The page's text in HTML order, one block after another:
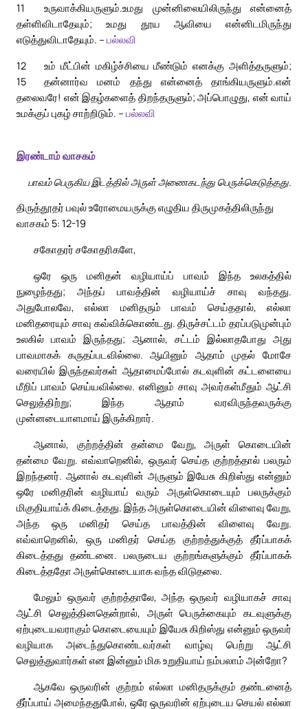
உருவாக்கியருளும்.
11
உமது முன்னிலையிலிருந்து என்னைத்
தள்ளிவிடாதேயும்; உமது தூய ஆவியை என்னிடமிருந்து
எடுத்துவிடாதேயும். – பல்லவி
12
உம் மீட்பின் மகிழ்ச்சியை மீண்டும் எனக்கு அளித்தருளும்;
தன்னார்வ மனம் தந்து என்னைத் தாங்கியருளும்.
15
என்
தலைவரே! என் இதழ்களைத் திறந்தருளும்; அப்பொழுது, என் வாய்
உமக்குப் புகழ் சாற்றிடும். – பல்லவி
இரண்டாம் வாசகம்
பாவம் பெருகிய இடத்தில் அருள் அணைகடந்து பெருக்கெடுத்தது.
திருத்தூதர் பவுல் உரோமையருக்கு எழுதிய திருமுகத்திலிருந்து
வாசகம் 5: 12-19
சகோதரர் சகோதரிகளே,
ஒரே ஒரு மனிதன் வழியாய்ப் பாவம் இந்த உலகத்தில்
நுழைந்தது; அந்தப் பாவத்தின் வழியாய்ச் சாவு வந்தது.
அதுபோலவே, எல்லா மனிதரும் பாவம் செய்ததால், எல்லா
மனிதரையும் சாவு கவ்விக்கொண்டது. திருச்சட்டம் தரப்படுமுன்பும்
உலகில் பாவம் இருந்தது; ஆனால், சட்டம் இல்லாதபோது அது
பாவமாகக் கருதப்படவில்லை. ஆயினும் ஆதாம் முதல் மோசே
வரையில் இருந்தவர்கள் ஆதாமைப்போல் கடவுளின் கட்டளையை
மீறிப் பாவம் செய்யவில்லை. எனினும் சாவு அவர்கள்மீதும் ஆட்சி
செலுத்திற்று; இந்த ஆதாம் வரவிருந்தவருக்கு
முன்னடையாளமாய் இருக்கிறார்.
ஆனால், குற்றத்தின் தன்மை வேறு, அருள் கொடையின்
தன்மை வேறு. எவ்வாறெனில், ஒருவர் செய்த குற்றத்தால் பலரும்
இறந்தனர். ஆனால் கடவுளின் அருளும் இயேசு கிறிஸ்து என்னும்
ஒரே மனிதரின் வழியாய் வரும் அருள்கொடையும் பலருக்கும்
மிகுதியாய்க் கிடைத்தது. இந்த அருள்கொடையின் விளைவு வேறு,
அந்த ஒரு மனிதர் செய்த பாவத்தின் விளைவு வேறு.
எவ்வாறெனில், ஒரு மனிதர் செய்த குற்றத்துக்குத் தீர்ப்பாகக்
கிடைத்தது தண்டனை. பலருடைய குற்றங்களுக்கும் தீர்ப்பாகக்
கிடைத்ததோ அருள்கொடையாக வந்த விடுதலை.
மேலும் ஒருவர் குற்றத்தாலே, அந்த ஒருவர் வழியாகச் சாவு
ஆட்சி செலுத்தினதென்றால், அருள் பெருக்கையும் கடவுளுக்கு
ஏற்புடையவராகும் கொடையையும் இயேசு கிறிஸ்து என்னும் ஒருவர்
வழியாக அடைந்துகொண்டவர்கள் வாழ்வு பெற்று ஆட்சி
செலுத்துவார்கள் என இன்னும் மிக உறுதியாய் நம்பலாம் அன்றோ?
ஆகவே ஒருவரின் குற்றம் எல்லா மனிதருக்கும் தண்டனைத்
தீர்ப்பாய் அமைந்ததுபோல், ஒரே ஒருவரின் ஏற்புடைய செயல் எல்லா